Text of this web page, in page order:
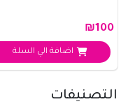
₪100
اضافة الي السلة
التصنيفات